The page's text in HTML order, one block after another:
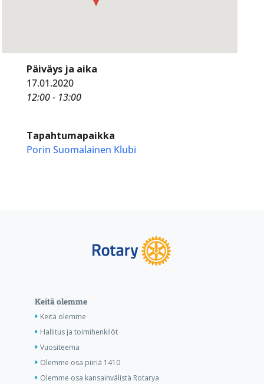
Päiväys ja aika
17.01.2020
12:00 - 13:00
Tapahtumapaikka
Porin Suomalainen Klubi
Keitä olemme
Keitä olemme
Hallitus ja toimihenkilöt
Vuositeema
Olemme osa piiriä 1410
Olemme osa kansainvälistä Rotarya